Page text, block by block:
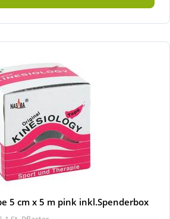
5 cm x 5 m pink inkl.Spenderbox